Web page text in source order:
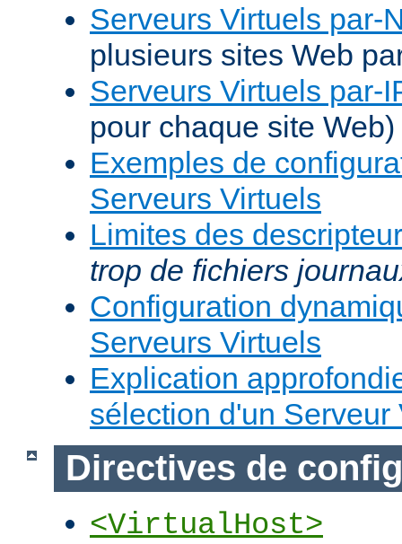
Serveurs Virtuels par-
plusieurs sites Web
Serveurs Virtuels par-
pour chaque site Web)
Exemples de
Serveurs Virtuels
Limites des
trop de fichiers
Configuration
Serveurs Virtuels
Explication
sélection d'un Serveur
Directives de
<VirtualHost>